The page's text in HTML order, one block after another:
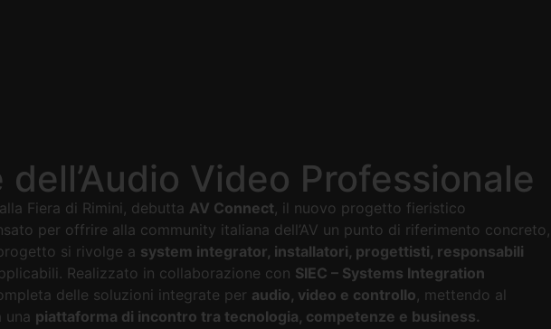
Video Professionale
alla Fiera di Rimini, debutta AV Connect, il nuovo progetto fieristico
per offrire alla community italiana dell’AV un punto di riferimento concreto,
si rivolge a system integrator, installatori, progettisti, responsabili
Realizzato in collaborazione con SIEC – Systems Integration
delle soluzioni integrate per audio, video e controllo, mettendo al
una piattaforma di incontro tra tecnologia, competenze e business.